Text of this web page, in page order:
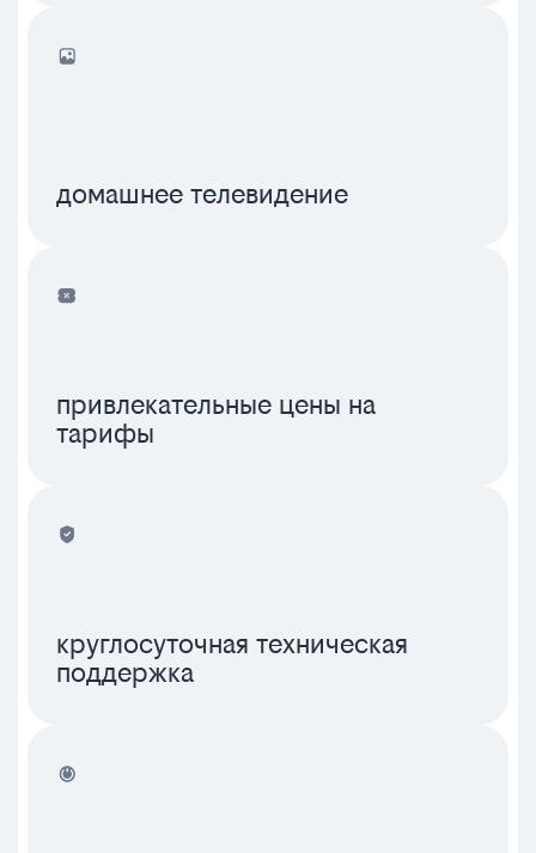
домашнее телевидение
привлекательные цены на
тарифы
круглосуточная техническая
поддержка